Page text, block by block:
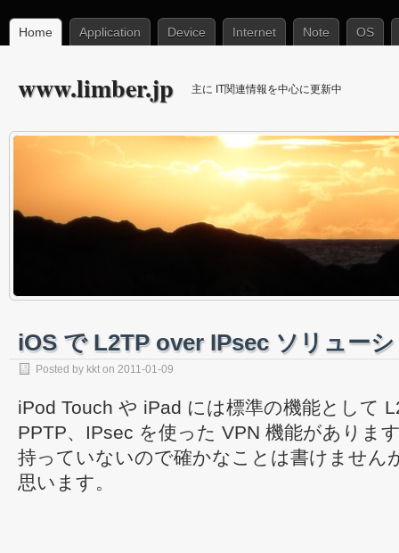
Home Application Device Internet Note OS
www.limber.jp 主に IT関連情報を中心に更新中
iOS で L2TP over IPsec ソリュー
Posted by kkt on 2011-01-09
iPod Touch や iPad には標準の機能として
PPTP、IPsec を使った VPN 機能がありま
持っていないので確かなことは書けません
思います。